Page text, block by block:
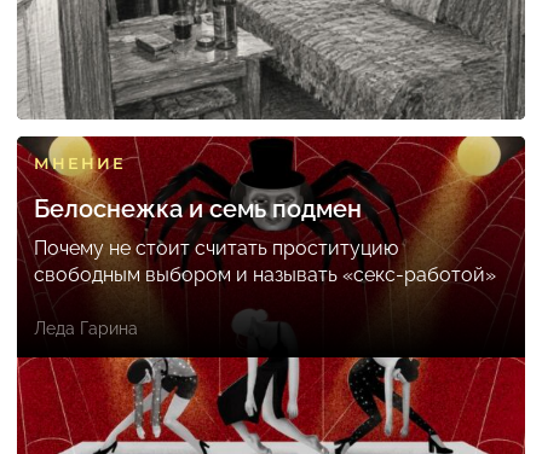
МНЕНИЕ
Белоснежка и семь подмен
Почему не стоит считать проституцию
свободным выбором и называть «секс-работой»
Леда Гарина